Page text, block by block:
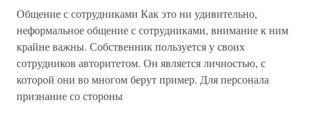
Общение с сотрудниками Как это ни удивительно,
неформальное общение с сотрудниками, внимание к ним
крайне важны. Собственник пользуется у своих
сотрудников авторитетом. Он является личностью, с
которой они во многом берут пример. Для персонала
признание со стороны